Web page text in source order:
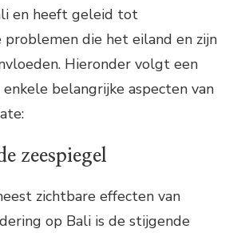
en heeft geleid tot
problemen die het eiland en zijn
Hieronder volgt een
belangrijke aspecten van
zeespiegel
zichtbare effecten van
op Bali is de stijgende